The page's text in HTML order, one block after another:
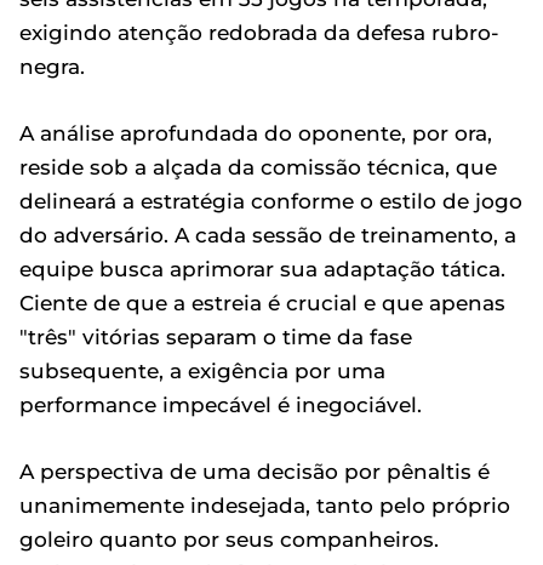
exigindo atenção redobrada da defesa rubro-
negra.
A análise aprofundada do oponente, por ora,
reside sob a alçada da comissão técnica, que
delineará a estratégia conforme o estilo de jogo
do adversário. A cada sessão de treinamento, a
equipe busca aprimorar sua adaptação tática.
Ciente de que a estreia é crucial e que apenas
"três" vitórias separam o time da fase
subsequente, a exigência por uma
performance impecável é inegociável.
A perspectiva de uma decisão por pênaltis é
unanimemente indesejada, tanto pelo próprio
goleiro quanto por seus companheiros.